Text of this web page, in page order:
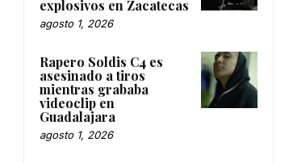
explosivos en Zacatecas
agosto 1, 2026
Rapero Soldis C4 es
asesinado a tiros
mientras grababa
videoclip en
Guadalajara
agosto 1, 2026